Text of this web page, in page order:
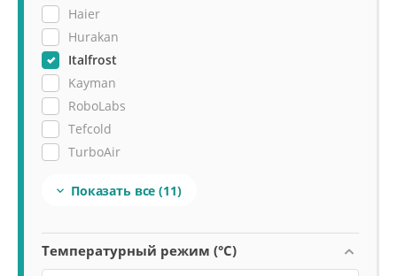
Haier
Hurakan
Italfrost
Kayman
RoboLabs
Tefcold
TurboAir
 Показать все (11)
Температурный режим (°C)